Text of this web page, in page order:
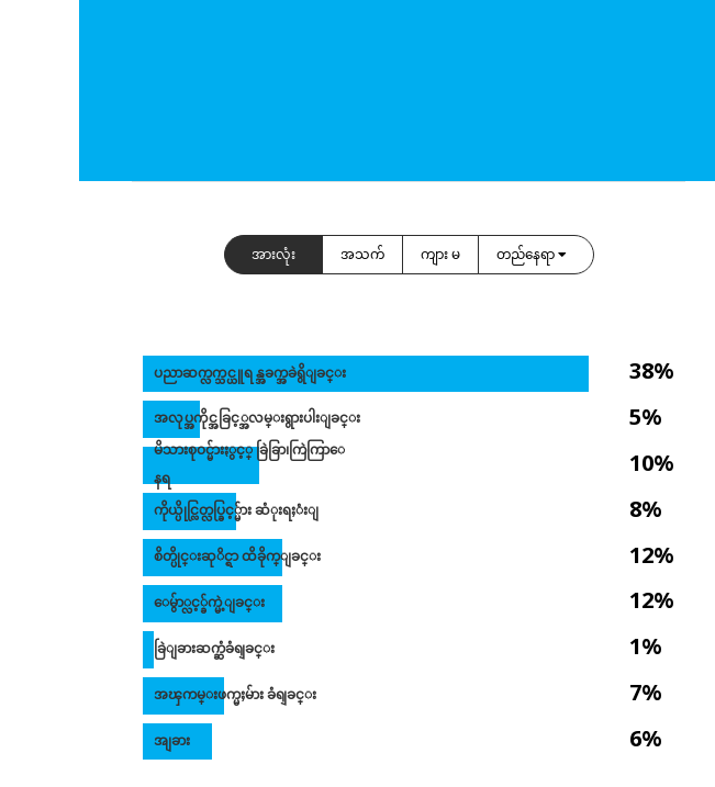
အားလုံး အသက် ကျား မ တည်နေရာ
38%
5%
10%
8%
12%
12%
1%
7%
6%
ပညာဆက္လက္သင္ယူရန္အခက္အခဲရွိျခင္း
အလုပ္အကိုင္အခြင့္အလမ္းရွားပါးျခင္း
မိသားစုဝင္မ်ားႏွင့္ ခြဲခြာ၊ကြဲကြာေ
နရ
ကိုယ္ပိုင္လြတ္လပ္ခြင့္မ်ား ဆံုးရႈံးျ
စိတ္ပိုင္းဆုိင္ရာ ထိခိုက္ျခင္း
ေမ်ွာ္လင့္ခ်က္မဲ့ျခင္း
ခြဲျခားဆက္ဆံခံရျခင္း
အၾကမ္းဖက္မႈမ်ား ခံရျခင္း
အျခား